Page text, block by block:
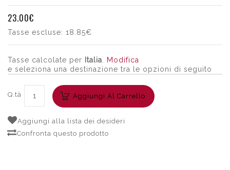
23.00€
Tasse escluse: 18.85€
Tasse calcolate per Italia
Modifica
e seleziona una destinazione tra le opzioni di seguito
Q.tà Aggiungi Al Carrello
Aggiungi alla lista dei desideri
Confronta questo prodotto